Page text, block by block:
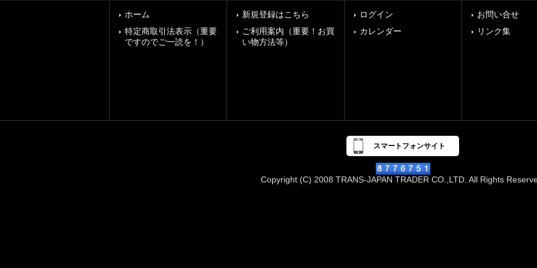
ホーム
特定商取引法表示（重要
ですのでご一読を！）
新規登録はこちら
ご利用案内（重要！お買
い物方法等）
ログイン
カレンダー
お問い合せ
リンク集
スマートフォンサイト
Copyright (C) 2008 TRANS-JAPAN TRADER CO.,LTD. All Rights